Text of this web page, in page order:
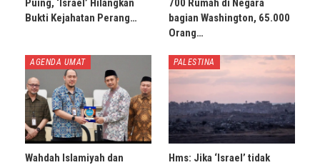
Puing, ‘Israel’ Hilangkan
Bukti Kejahatan Perang…
700 Rumah di Negara
bagian Washington, 65.000
Orang…
AGENDA UMAT
Wahdah Islamiyah dan
PALESTINA
Hms: Jika ‘Israel’ tidak